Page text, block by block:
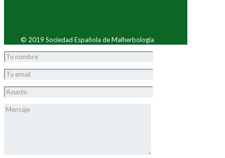
© 2019 Sociedad Española de Malherbología